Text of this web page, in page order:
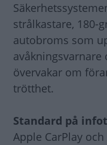
strålkastare, 180-
autobroms som
avåkningsvarnare
övervakar om
trötthet.
Standard på
Apple CarPlay